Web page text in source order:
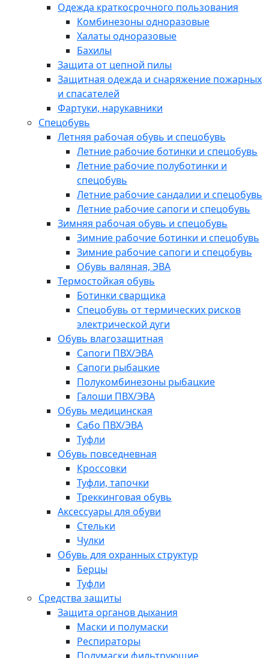
Одежда краткосрочного пользования
Комбинезоны одноразовые
Халаты одноразовые
Бахилы
Защита от цепной пилы
Защитная одежда и снаряжение пожарных
и спасателей
Фартуки, нарукавники
Спецобувь
Летняя рабочая обувь и спецобувь
Летние рабочие ботинки и спецобувь
Летние рабочие полуботинки и
спецобувь
Летние рабочие сандалии и спецобувь
Летние рабочие сапоги и спецобувь
Зимняя рабочая обувь и спецобувь
Зимние рабочие ботинки и спецобувь
Зимние рабочие сапоги и спецобувь
Обувь валяная, ЭВА
Термостойкая обувь
Ботинки сварщика
Спецобувь от термических рисков
электрической дуги
Обувь влагозащитная
Сапоги ПВХ/ЭВА
Сапоги рыбацкие
Полукомбинезоны рыбацкие
Галоши ПВХ/ЭВА
Обувь медицинская
Сабо ПВХ/ЭВА
Туфли
Обувь повседневная
Кроссовки
Туфли, тапочки
Треккинговая обувь
Аксессуары для обуви
Стельки
Чулки
Обувь для охранных структур
Берцы
Туфли
Средства защиты
Защита органов дыхания
Маски и полумаски
Респираторы